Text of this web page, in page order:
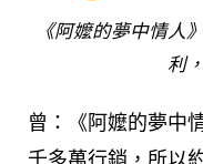
《阿嬤的夢中情人
利
曾：《阿嬤的夢中
千多萬行銷，所以